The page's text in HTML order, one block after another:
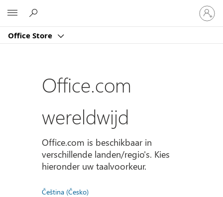
Office Store
Meld
je
aan
je
Office.com
wereldwijd
Office.com is beschikbaar in
verschillende landen/regio's. Kies
hieronder uw taalvoorkeur.
Čeština (Česko)